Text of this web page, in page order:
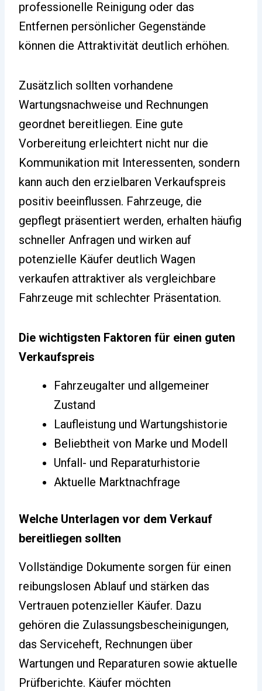
professionelle Reinigung oder das
Entfernen persönlicher Gegenstände
können die Attraktivität deutlich erhöhen.
Zusätzlich sollten vorhandene
Wartungsnachweise und Rechnungen
geordnet bereitliegen. Eine gute
Vorbereitung erleichtert nicht nur die
Kommunikation mit Interessenten, sondern
kann auch den erzielbaren Verkaufspreis
positiv beeinflussen. Fahrzeuge, die
gepflegt präsentiert werden, erhalten häufig
schneller Anfragen und wirken auf
potenzielle Käufer deutlich Wagen
verkaufen attraktiver als vergleichbare
Fahrzeuge mit schlechter Präsentation.
Die wichtigsten Faktoren für einen guten
Verkaufspreis
Fahrzeugalter und allgemeiner
Zustand
Laufleistung und Wartungshistorie
Beliebtheit von Marke und Modell
Unfall- und Reparaturhistorie
Aktuelle Marktnachfrage
Welche Unterlagen vor dem Verkauf
bereitliegen sollten
Vollständige Dokumente sorgen für einen
reibungslosen Ablauf und stärken das
Vertrauen potenzieller Käufer. Dazu
gehören die Zulassungsbescheinigungen,
das Serviceheft, Rechnungen über
Wartungen und Reparaturen sowie aktuelle
Prüfberichte. Käufer möchten